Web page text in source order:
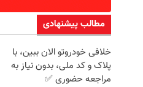
مطالب پیشنهادی
خلافی خودروتو الان ببین، با
پلاک و کد ملی، بدون نیاز به
مراجعه حضوری ✅